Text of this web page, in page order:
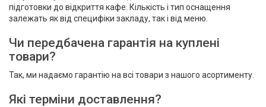
підготовки до відкриття кафе. Кількість і тип оснащення
залежать як від специфіки закладу, так і від меню.
Чи передбачена гарантія на куплені
товари?
Так, ми надаємо гарантію на всі товари з нашого асортименту.
Які терміни доставлення?